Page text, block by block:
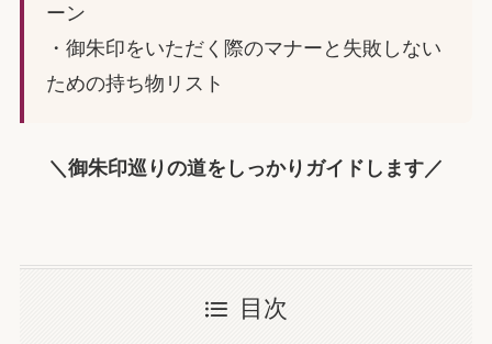
ーン
・御朱印をいただく際のマナーと失敗しない
ための持ち物リスト
＼御朱印巡りの道をしっかりガイドします／
目次